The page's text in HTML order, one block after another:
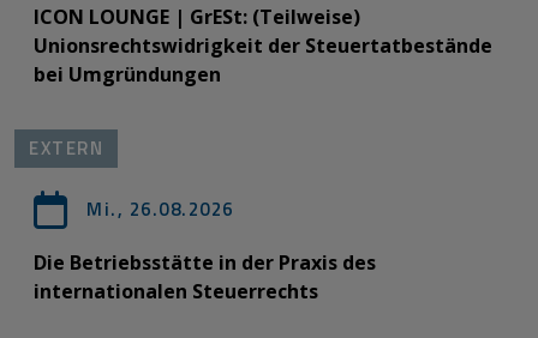
ICON LOUNGE | GrESt: (Teilweise)
Unionsrechtswidrigkeit der Steuertatbestände
bei Umgründungen
EXTERN
Mi., 26.08.2026
Die Betriebsstätte in der Praxis des
internationalen Steuerrechts